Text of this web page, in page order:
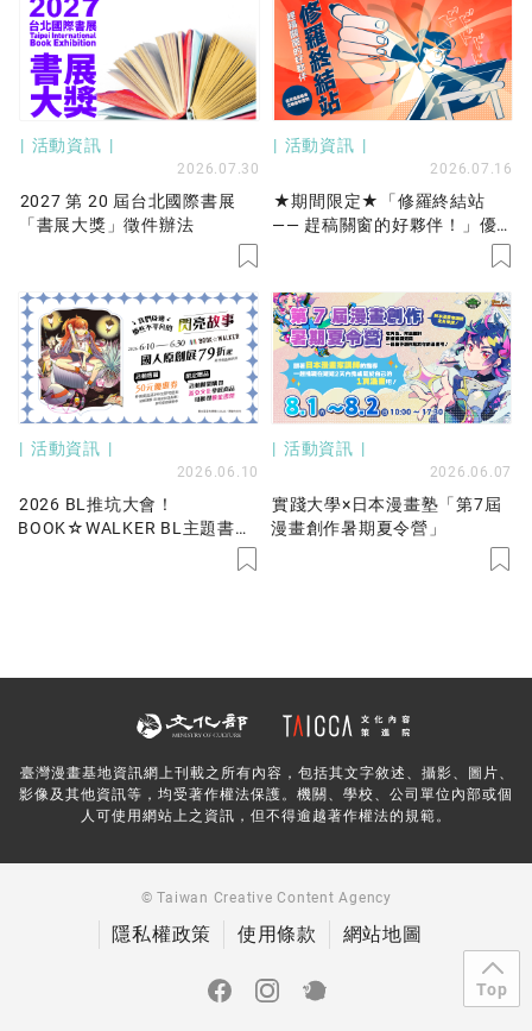
活動資訊
2026.07.30
2027 第 20 屆台北國際書展
「書展大獎」徵件辦法
活動資訊
2026.07.16
★期間限定★「修羅終結站
—— 趕稿關窗的好夥伴！」優
先保留工作站服務開放申請！
活動資訊
2026.06.10
2026 BL推坑大會！
BOOK☆WALKER BL主題書展
79折起！不平凡的閃亮故事就
在我們身邊，國人原創好書限
活動資訊
2026.06.07
實踐大學×日本漫畫塾「第7屆
漫畫創作暑期夏令營」
臺灣漫畫基地資訊網上刊載之所有內容，包括其文字敘述、攝影、圖片、
影像及其他資訊等，均受著作權法保護。機關、學校、公司單位內部或個
人可使用網站上之資訊，但不得逾越著作權法的規範。
© Taiwan Creative Content Agency
隱私權政策 使用條款 網站地圖
Top